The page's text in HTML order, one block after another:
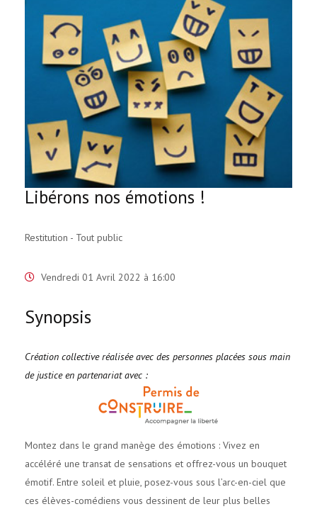
Libérons nos émotions !
Restitution - Tout public
Vendredi 01 Avril 2022 à 16:00
Synopsis
Création collective réalisée avec des personnes placées sous main
de justice en partenariat avec :
Montez dans le grand manège des émotions : Vivez en
accéléré une transat de sensations et offrez-vous un bouquet
émotif. Entre soleil et pluie, posez-vous sous l’arc-en-ciel que
ces élèves-comédiens vous dessinent de leur plus belles